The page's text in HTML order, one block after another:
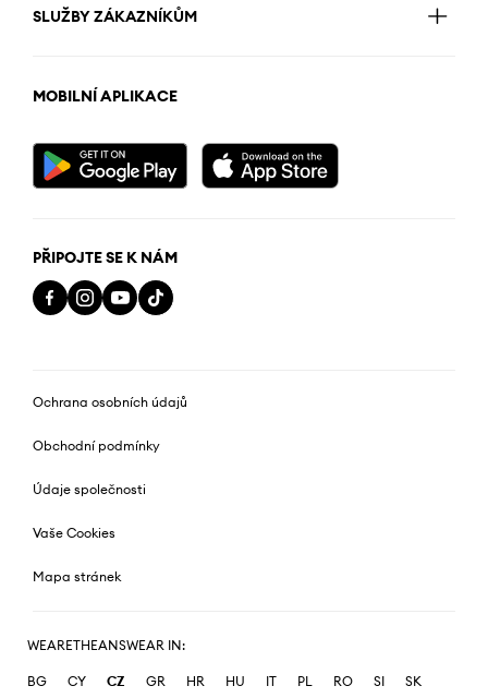
SLUŽBY ZÁKAZNÍKŮM
MOBILNÍ APLIKACE
PŘIPOJTE SE K NÁM
Ochrana osobních údajů
Obchodní podmínky
Údaje společnosti
Vaše Cookies
Mapa stránek
WEARETHEANSWEAR IN:
BG CY CZ GR HR HU IT PL RO SI SK